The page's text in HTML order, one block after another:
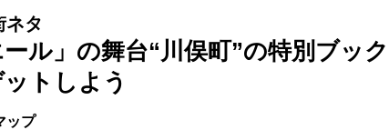
ネタ
ル」の舞台“川俣町”の特別ブック
トしよう
ップ